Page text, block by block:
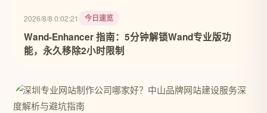
2026/8/8 0:02:21 今日速览
Wand-Enhancer 指南：5分钟解锁Wand专业版功
能，永久移除2小时限制